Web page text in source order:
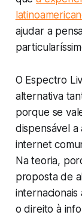
ajudar a
O Espectro
alternativa
porque se
dispensável
internet
Na teoria,
proposta de
internacionais
o direito à